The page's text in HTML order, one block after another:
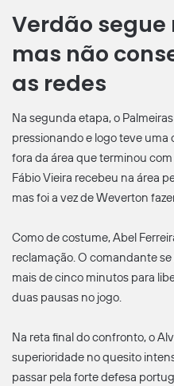
Verdão segue
mas não
as redes
Na segunda etapa, o
pressionando e logo teve
fora da área que terminou
Fábio Vieira recebeu na área
mas foi a vez de Weverton
Como de costume, Abel
reclamação. O comandante
mais de cinco minutos para
duas pausas no jogo.
Na reta final do confronto, o
superioridade no quesito
passar pela forte defesa